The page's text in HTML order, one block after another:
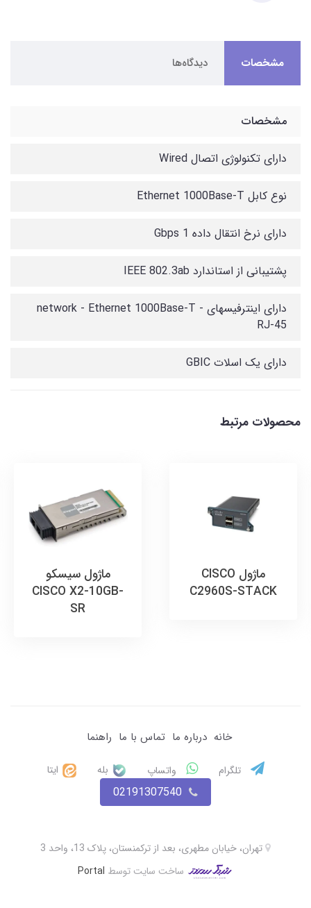
مشخصات دیدگاه‌ها
مشخصات
دارای تکنولوژی اتصال Wired
نوع کابل Ethernet 1000Base-T
دارای نرخ انتقال داده 1 Gbps
پشتیبانی از استاندارد IEEE 802.3ab
دارای اینترفیسهای network - Ethernet 1000Base-T -
RJ-45
دارای یک اسلات GBIC
محصولات مرتبط
ماژول CISCO
C2960S-STACK
ماژول سیسکو
CISCO X2-10GB-
SR
خانه درباره ما تماس با ما راهنما
تلگرام واتساپ بله ایتا
02191307540
ساخت سایت توسط Portal
تهران، خیابان مطهری، بعد از ترکمنستان، پلاک 13، واحد 3